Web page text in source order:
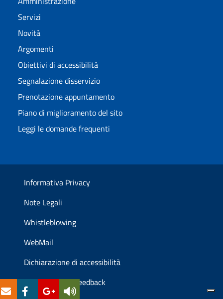
Servizi
Novità
Argomenti
Obiettivi di accessibilità
Segnalazione disservizio
Prenotazione appuntamento
Piano di miglioramento del sito
Leggi le domande frequenti
Informativa Privacy
Note Legali
Whistleblowing
WebMail
Dichiarazione di accessibilità
Meccanismo di feedback